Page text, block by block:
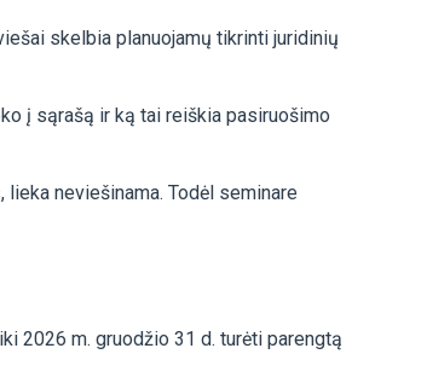
skelbia planuojamų tikrinti juridinių
į sąrašą ir ką tai reiškia pasiruošimo
neviešinama. Todėl seminare
2026 m. gruodžio 31 d. turėti parengtą